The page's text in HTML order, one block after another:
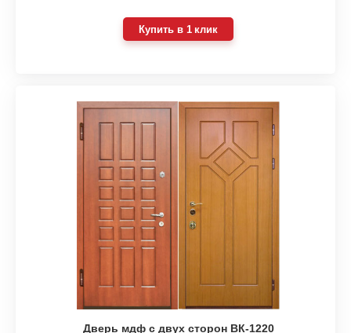
Купить в 1 клик
Дверь мдф с двух сторон ВК-1220